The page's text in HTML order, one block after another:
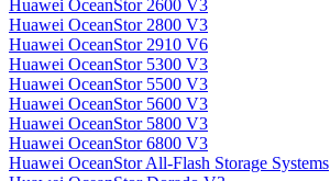
Huawei OceanStor 2600 V3
Huawei OceanStor 2800 V3
Huawei OceanStor 2910 V6
Huawei OceanStor 5300 V3
Huawei OceanStor 5500 V3
Huawei OceanStor 5600 V3
Huawei OceanStor 5800 V3
Huawei OceanStor 6800 V3
Huawei OceanStor All-Flash Storage Systems